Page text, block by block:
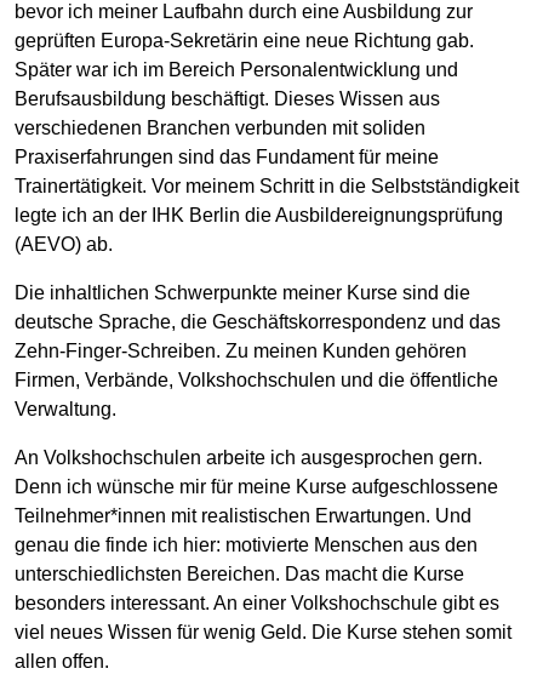
bevor ich meiner Laufbahn durch eine Ausbildung zur
geprüften Europa-Sekretärin eine neue Richtung gab.
Später war ich im Bereich Personalentwicklung und
Berufsausbildung beschäftigt. Dieses Wissen aus
verschiedenen Branchen verbunden mit soliden
Praxiserfahrungen sind das Fundament für meine
Trainertätigkeit. Vor meinem Schritt in die Selbstständigkeit
legte ich an der IHK Berlin die Ausbildereignungsprüfung
(AEVO) ab.
Die inhaltlichen Schwerpunkte meiner Kurse sind die
deutsche Sprache, die Geschäftskorrespondenz und das
Zehn-Finger-Schreiben. Zu meinen Kunden gehören
Firmen, Verbände, Volkshochschulen und die öffentliche
Verwaltung.
An Volkshochschulen arbeite ich ausgesprochen gern.
Denn ich wünsche mir für meine Kurse aufgeschlossene
Teilnehmer*innen mit realistischen Erwartungen. Und
genau die finde ich hier: motivierte Menschen aus den
unterschiedlichsten Bereichen. Das macht die Kurse
besonders interessant. An einer Volkshochschule gibt es
viel neues Wissen für wenig Geld. Die Kurse stehen somit
allen offen.